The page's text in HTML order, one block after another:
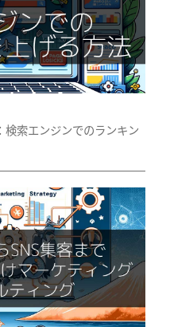
索エンジンでのランキン